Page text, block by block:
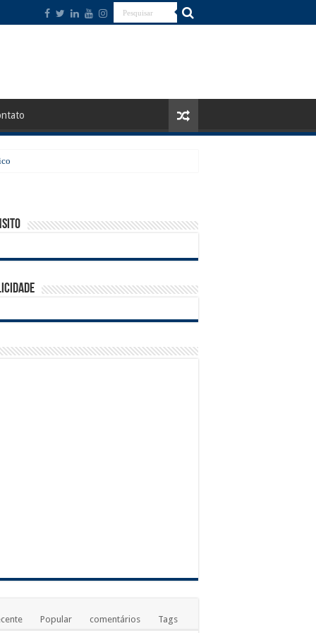
Ganhe
Popular comentários Tags